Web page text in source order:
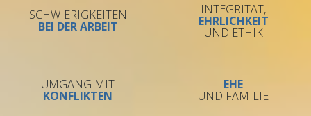
SCHWIERIGKEITEN
BEI DER ARBEIT
INTEGRITÄT,
EHRLICHKEIT
UND ETHIK
UMGANG MIT
KONFLIKTEN
EHE
UND FAMILIE